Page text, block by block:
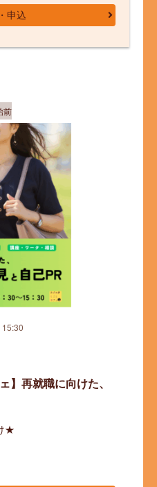
申込
前
】再就職に向けた、
★